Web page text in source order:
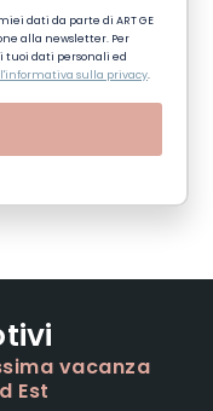
dati da parte di ART GE
alla newsletter. Per
tuoi dati personali ed
sulla privacy.
vacanza
Est